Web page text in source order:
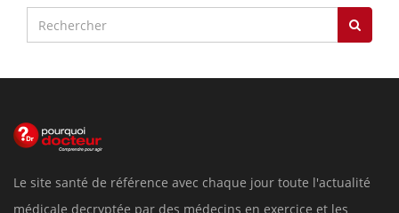
Le site santé de référence avec chaque jour toute l'actualité
médicale decryptée par des médecins en exercice et les